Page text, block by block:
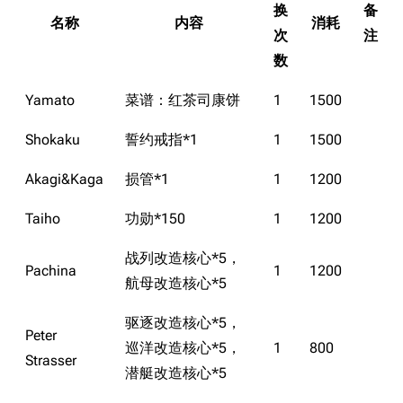
名称 内容
换
次
数
消耗
备
注
Yamato 菜谱：红茶司康饼 1 1500
Shokaku 誓约戒指*1 1 1500
Akagi&Kaga 损管*1 1 1200
Taiho 功勋*150 1 1200
Pachina
战列改造核心*5，
航母改造核心*5
1 1200
Peter
Strasser
驱逐改造核心*5，
巡洋改造核心*5，
潜艇改造核心*5
1 800